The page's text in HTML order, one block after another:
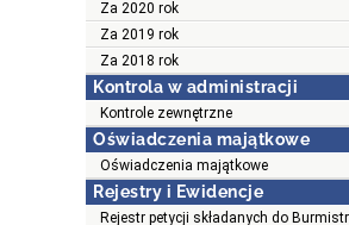
Za 2020 rok
Za 2019 rok
Za 2018 rok
Kontrola w administracji
Kontrole zewnętrzne
Oświadczenia majątkowe
Oświadczenia majątkowe
Rejestry i Ewidencje
Rejestr petycji składanych do